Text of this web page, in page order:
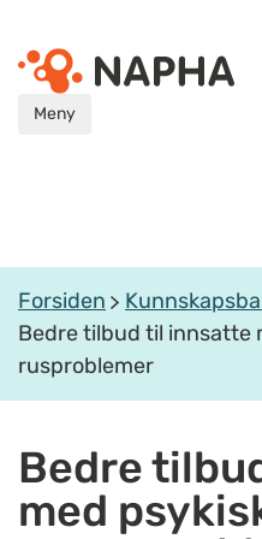
Meny
Forsiden
Bedre tilbud til innsatte
rusproblemer
Bedre
med